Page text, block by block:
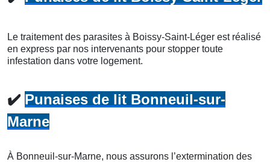
Le traitement des parasites à Boissy-Saint-Léger est réalisé
en express par nos intervenants pour stopper toute
infestation dans votre logement.
✔️ Punaises de lit Bonneuil-sur-
Marne
À Bonneuil-sur-Marne, nous assurons l’extermination des